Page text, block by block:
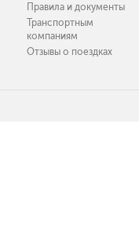
Правила и документы
Транспортным
компаниям
Отзывы о поездках